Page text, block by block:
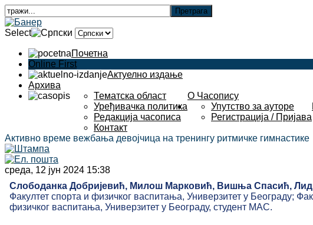
Select
Почетна
Online First
Актуелно издање
Архива
О Часопису
Тематска област
Уређивачка политика
Редакција часописа
Контакт
Упутство за ауторе
Регистрација / Пријава
Активно време вежбања девојчица на тренингу ритмичке гимнастике
среда, 12 јун 2024 15:38
Слободанка Добријевић, Милош Марковић, Вишња Спасић,
Факултет спорта и физичког васпитања, Универзитет у Београду;
физичког васпитања, Универзитет у Београду, студент МАС.